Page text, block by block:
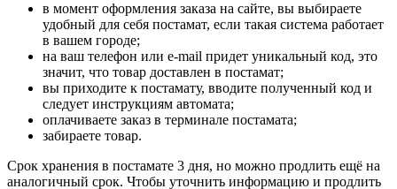
в момент оформления заказа на сайте, вы выбираете
удобный для себя постамат, если такая система работает
в вашем городе;
на ваш телефон или e-mail придет уникальный код, это
значит, что товар доставлен в постамат;
вы приходите к постамату, вводите полученный код и
следует инструкциям автомата;
оплачиваете заказ в терминале постамата;
забираете товар.
Срок хранения в постамате 3 дня, но можно продлить ещё на
аналогичный срок. Чтобы уточнить информацию и продлить